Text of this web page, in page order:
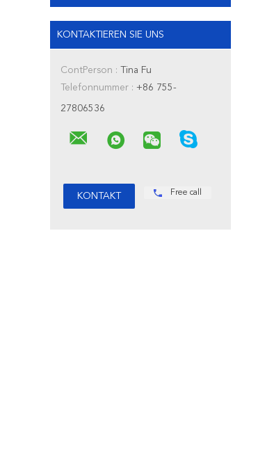
KONTAKTIEREN SIE UNS
ContPerson : Tina Fu
Telefonnummer : +86 755-
27806536
Free call